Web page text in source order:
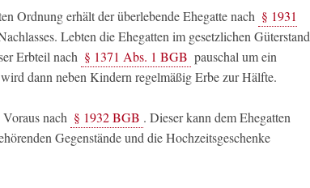
Ordnung erhält der überlebende Ehegatte nach § 1931
Lebten die Ehegatten im gesetzlichen Güterstand
Erbteil nach § 1371 Abs. 1 BGB pauschal um ein
dann neben Kindern regelmäßig Erbe zur Hälfte.
nach § 1932 BGB . Dieser kann dem Ehegatten
Gegenstände und die Hochzeitsgeschenke